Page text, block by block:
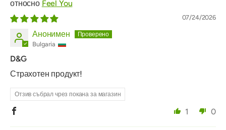
Feel You
07/24/2026
Анонимен
Bulgaria
D&G
Страхотен продукт!
Отзив събрал чрез покана за магазин
1 0